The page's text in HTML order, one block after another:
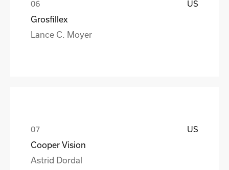
US
Grosfillex
Lance C. Moyer
US
Cooper Vision
Astrid Dordal